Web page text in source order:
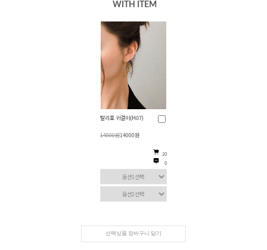
WITH ITEM
탈리포 귀걸이(H07)
14000원14000원
20
0
선택상품 장바구니 담기